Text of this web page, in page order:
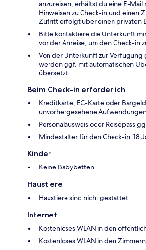
anzureisen, erhältst du eine E-
Hinweisen zu Check-in und einen
Zutritt erfolgt über einen privaten
Bitte kontaktiere die Unterkunft
vor der Anreise, um den Check-in
Von der Unterkunft zur
werden ggf. mit automatischen
übersetzt.
Beim Check-in erforderlich
Kreditkarte, EC-Karte oder
unvorhergesehene Aufwendungen
Personalausweis oder Reisepass
Mindestalter für den Check-in: 18
Kinder
Keine Babybetten
Haustiere
Haustiere sind nicht gestattet
Internet
Kostenloses WLAN in den
Kostenloses WLAN in den Zimmern